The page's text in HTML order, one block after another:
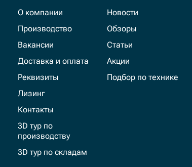
О компании
Производство
Вакансии
Доставка и оплата
Реквизиты
Лизинг
Контакты
3D тур по
производству
3D тур по складам
Новости
Обзоры
Статьи
Акции
Подбор по технике